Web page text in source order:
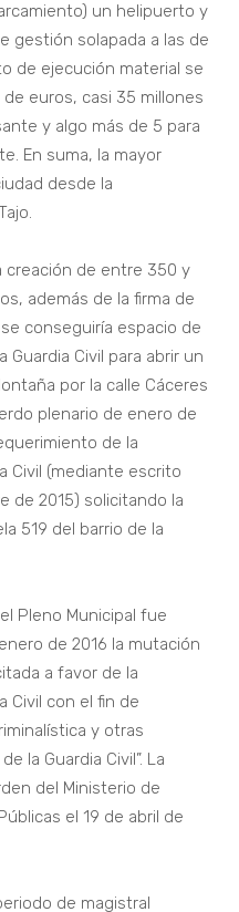
un helipuerto y
gestión solapada a las de
de ejecución material se
euros, casi 35 millones
y algo más de 5 para
En suma, la mayor
desde la
creación de entre 350 y
además de la firma de
conseguiría espacio de
Civil para abrir un
por la calle Cáceres
plenario de enero de
de la
Civil (mediante escrito
de 2015) solicitando la
519 del barrio de la
Pleno Municipal fue
de 2016 la mutación
a favor de la
Civil con el fin de
y otras
la Guardia Civil”. La
del Ministerio de
el 19 de abril de
de magistral